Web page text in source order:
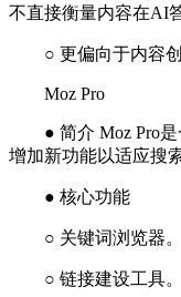
不直接衡量内容在AI
○ 更偏向于内容创
Moz Pro
● 简介 Moz Pro是
增加新功能以适应搜
● 核心功能
○ 关键词浏览器。
○ 链接建设工具。